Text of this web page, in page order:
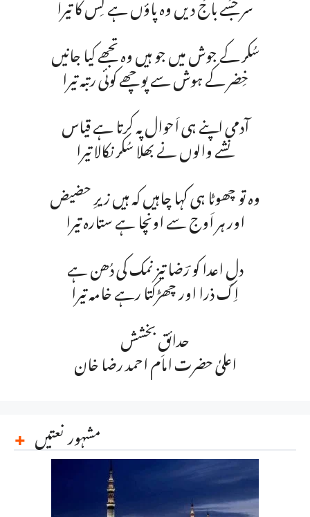
سُکر کے جوش میں جو ہیں وہ تجھے کیا جانیں
خِضر کے ہوش سے پوچھے کوئی رتبہ تیرا
آدمی اپنے ہی اَحوال پہ کرتا ہے قیاس
نشے والوں نے بھلا سُکر نکالا تیرا
وہ تو چھوٹا ہی کہا چاہیں کہ ہیں زیرِ حضیض
اور ہر اَوج سے اونچا ہے ستارہ تیرا
دلِ اعدا کو رؔضا تیز نمک کی دُھن ہے
اِک ذرا اور چھڑکتا رہے خامہ تیرا
حدائقِ بخشش
اعلیٰ حضرت امام احمد رضا خان
مشہور نعتیں